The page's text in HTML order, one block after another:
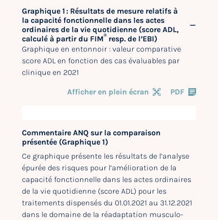
Graphique 1 : Résultats de mesure relatifs à
la capacité fonctionnelle dans les actes
ordinaires de la vie quotidienne (score ADL,
calculé à partir du FIM® resp. de l’EBI)
Graphique en entonnoir : valeur comparative
score ADL en fonction des cas évaluables par
clinique en 2021
Afficher en plein écran PDF
Commentaire ANQ sur la comparaison
présentée (Graphique 1)
Ce graphique présente les résultats de l’analyse
épurée des risques pour l’amélioration de la
capacité fonctionnelle dans les actes ordinaires
de la vie quotidienne (score ADL) pour les
traitements dispensés du 01.01.2021 au 31.12.2021
dans le domaine de la réadaptation musculo-